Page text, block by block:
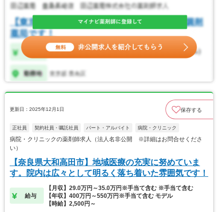
更新日：2025年12月1日 保存する
正社員 契約社員・嘱託社員 パート・アルバイト 病院・クリニック
病院・クリニックの薬剤師求人（法人名非公開 ※詳細はお問合せくださ
い）
【奈良県大和高田市】地域医療の充実に努めていま
す。院内は広々として明るく落ち着いた雰囲気です！
給与
【月収】29.0万円～35.0万円※手当て含む ※手当て含む
【年収】400万円～550万円※手当て含む モデル
【時給】2,500円～